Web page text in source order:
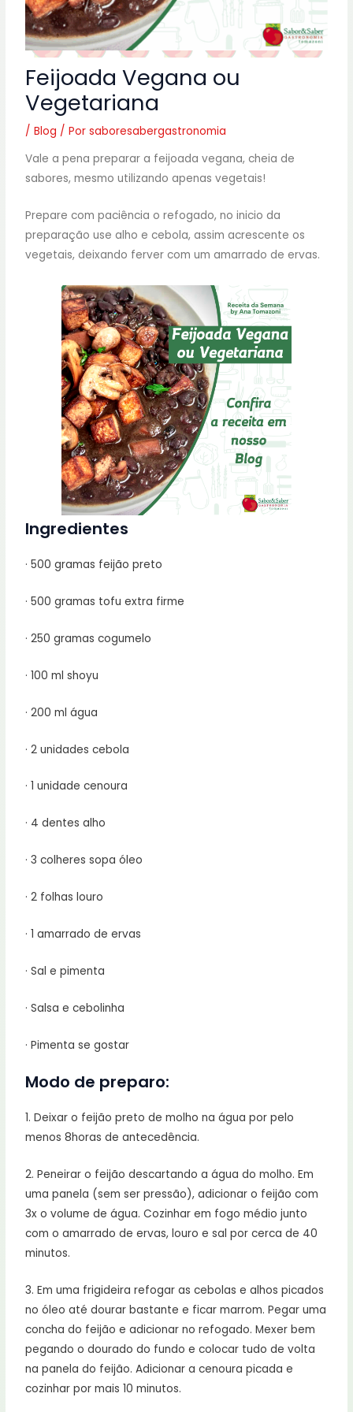
Feijoada Vegana ou
Vegetariana
/Blog / Porsaboresabergastronomia
Vale a pena preparar a feijoada vegana, cheia de
sabores, mesmo utilizando apenas vegetais!
Prepare com paciência o refogado, no inicio da
preparação use alho e cebola, assim acrescente os
vegetais, deixando ferver com um amarrado de ervas.
Ingredientes
· 500 gramas feijão preto
· 500 gramas tofu extra firme
· 250 gramas cogumelo
· 100 ml shoyu
· 200 ml água
· 2 unidades cebola
· 1 unidade cenoura
· 4 dentes alho
· 3 colheres sopa óleo
· 2 folhas louro
· 1 amarrado de ervas
· Sal e pimenta
· Salsa e cebolinha
· Pimenta se gostar
Modo de preparo:
1. Deixar o feijão preto de molho na água por pelo
menos 8horas de antecedência.
2. Peneirar o feijão descartando a água do molho. Em
uma panela (sem ser pressão), adicionar o feijão com
3x o volume de água. Cozinhar em fogo médio junto
com o amarrado de ervas, louro e sal por cerca de 40
minutos.
3. Em uma frigideira refogar as cebolas e alhos picados
no óleo até dourar bastante e ficar marrom. Pegar uma
concha do feijão e adicionar no refogado. Mexer bem
pegando o dourado do fundo e colocar tudo de volta
na panela do feijão. Adicionar a cenoura picada e
cozinhar por mais 10 minutos.